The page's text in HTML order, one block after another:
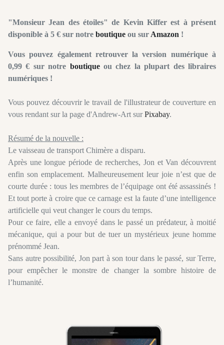
"Monsieur Jean des étoiles" de Kevin Kiffer est à présent
disponible à 5 € sur notre boutique ou sur Amazon !
Vous pouvez également retrouver la version numérique à
0,99 € sur notre boutiqueou chez la plupart des libraires
numériques !
Vous pouvez découvrir le travail de l'illustrateur de couverture en
vous rendant sur la page d'Andrew-Art surPixabay.
Résumé de la nouvelle :
Le vaisseau de transport Chimère a disparu.
Après une longue période de recherches, Jon et Van découvrent
enfin son emplacement. Malheureusement leur joie n’est que de
courte durée : tous les membres de l’équipage ont été assassinés !
Et tout porte à croire que ce carnage est la faute d’une intelligence
artificielle qui veut changer le cours du temps.
Pour ce faire, elle a envoyé dans le passé un prédateur, à moitié
mécanique, qui a pour but de tuer un mystérieux jeune homme
prénommé Jean.
Sans autre possibilité, Jon part à son tour dans le passé, sur Terre,
pour empêcher le monstre de changer la sombre histoire de
l’humanité.